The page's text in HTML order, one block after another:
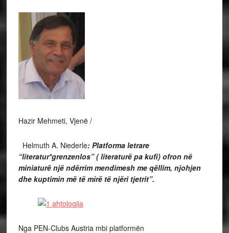
Hazir Mehmeti, Vjenë /
Helmuth A. Niederle: Platforma letrare
“literatur*grenzenlos” ( literaturë pa kufi) ofron në
miniaturë një ndërrim mendimesh me qëllim, njohjen
dhe kuptimin më të mirë të njëri tjetrit”.
Nga PEN-Clubs Austria mbi platformën